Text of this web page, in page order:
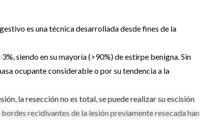
es una técnica desarrollada desde fines de la
siendo en su mayoría (>90%) de estirpe benigna. Sin
ocupante considerable o por su tendencia a la
la resección no es total, se puede realizar su escisión
recidivantes de la lesión previamente resecada han